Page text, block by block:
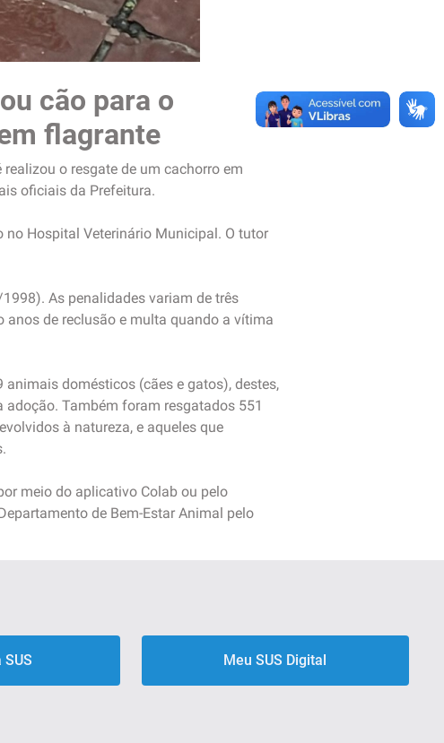
cão para o
flagrante
o resgate de um cachorro em
oficiais da Prefeitura.
Hospital Veterinário Municipal. O tutor
As penalidades variam de três
anos de reclusão e multa quando a vítima
animais domésticos (cães e gatos), destes,
Também foram resgatados 551
à natureza, e aqueles que
meio do aplicativo Colab ou pelo
de Bem-Estar Animal pelo
Meu SUS Digital